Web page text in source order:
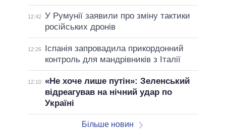
12:42 У Румунії заявили про зміну тактики
російських дронів
12:26
Іспанія запровадила прикордонний
контроль для мандрівників з Італії
12:10 «Не хоче лише путін»: Зеленський
відреагував на нічний удар по
Україні
Більше новин